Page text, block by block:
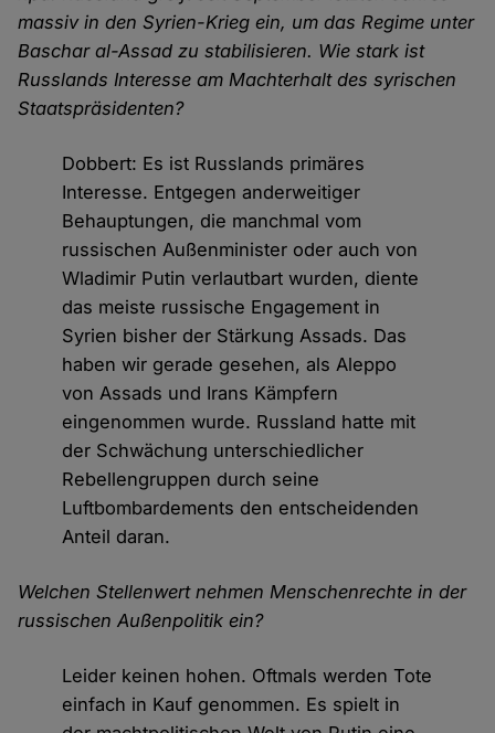
massiv in den Syrien-Krieg ein, um das Regime unter
Baschar al-Assad zu stabilisieren. Wie stark ist
Russlands Interesse am Machterhalt des syrischen
Staatspräsidenten?
Dobbert: Es ist Russlands primäres
Interesse. Entgegen anderweitiger
Behauptungen, die manchmal vom
russischen Außenminister oder auch von
Wladimir Putin verlautbart wurden, diente
das meiste russische Engagement in
Syrien bisher der Stärkung Assads. Das
haben wir gerade gesehen, als Aleppo
von Assads und Irans Kämpfern
eingenommen wurde. Russland hatte mit
der Schwächung unterschiedlicher
Rebellengruppen durch seine
Luftbombardements den entscheidenden
Anteil daran.
Welchen Stellenwert nehmen Menschenrechte in der
russischen Außenpolitik ein?
Leider keinen hohen. Oftmals werden Tote
einfach in Kauf genommen. Es spielt in